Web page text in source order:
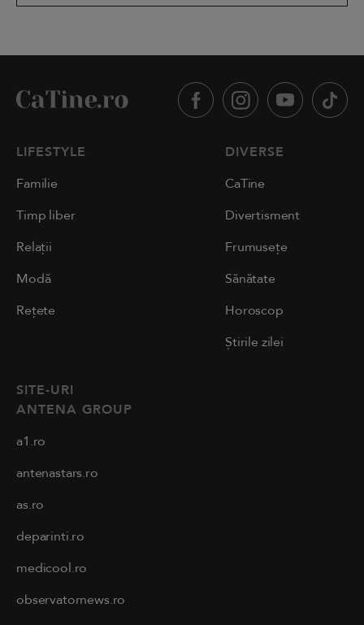
LIFESTYLE
Familie
Timp liber
Relații
Modă
Rețete
DIVERSE
CaTine
Divertisment
Frumusețe
Sănătate
Horoscop
Știrile zilei
SITE-URI
ANTENA GROUP
a1.ro
antenastars.ro
as.ro
deparinti.ro
medicool.ro
observatornews.ro